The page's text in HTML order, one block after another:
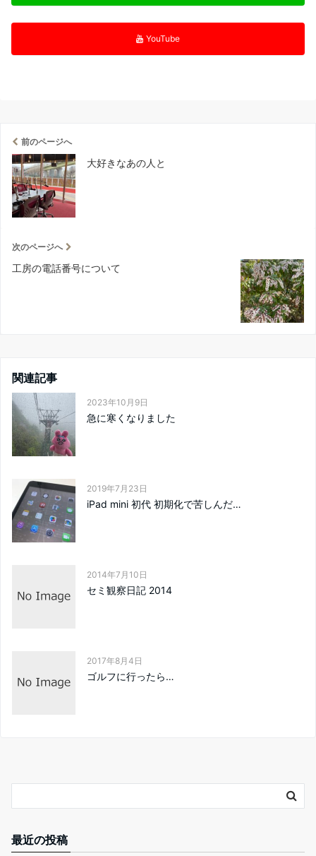
YouTube
前のページへ
大好きなあの人と
次のページへ
工房の電話番号について
関連記事
2023年10月9日
急に寒くなりました
2019年7月23日
iPad mini 初代 初期化で苦しんだ…
2014年7月10日
セミ観察日記 2014
2017年8月4日
ゴルフに行ったら…
最近の投稿